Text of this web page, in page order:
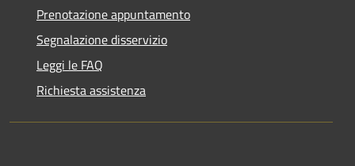
Prenotazione appuntamento
Segnalazione disservizio
Leggi le FAQ
Richiesta assistenza